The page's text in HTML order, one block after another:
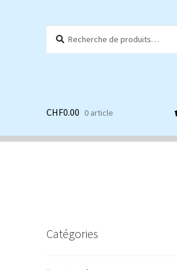
pour :
CHF0.00 0 article
Catégories